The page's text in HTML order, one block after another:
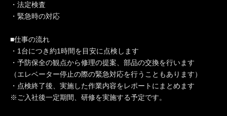
・法定検査
・緊急時の対応
■仕事の流れ
・1台につき約1時間を目安に点検します
・予防保全の観点から修理の提案、部品の交換を行います
（エレベーター停止の際の緊急対応を行うこともあります）
・点検終了後、実施した作業内容をレポートにまとめます
※ご入社後一定期間、研修を実施する予定です。